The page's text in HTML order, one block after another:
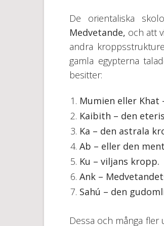
De orientaliska
Medvetande, och att
andra
gamla egypterna
besitter:
Mumien eller
Kaibith – den
Ka – den astrala
Ab – eller den
Ku – viljans kropp.
Ank –
Sahú – den
Dessa och många